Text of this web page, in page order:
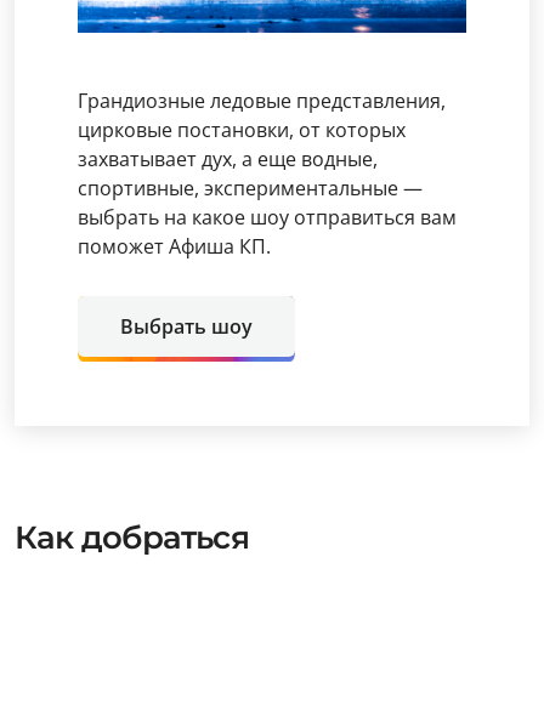
Грандиозные ледовые представления,
цирковые постановки, от которых
захватывает дух, а еще водные,
спортивные, экспериментальные —
выбрать на какое шоу отправиться вам
поможет Афиша КП.
Выбрать шоу
Как добраться